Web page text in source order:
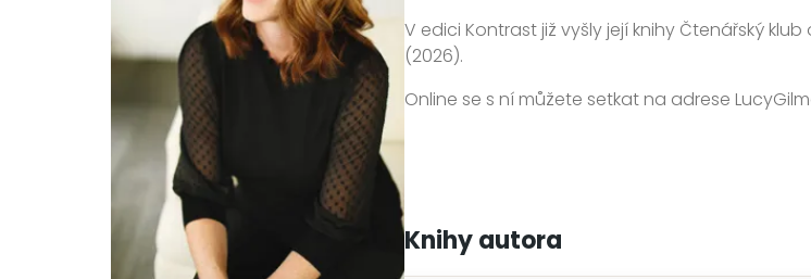
V edici Kontrast již vyšly její knihy Čtenářský
(2026).
Online se s ní můžete setkat na adrese
Knihy autora